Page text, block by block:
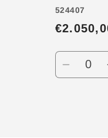
524407
Anzahl